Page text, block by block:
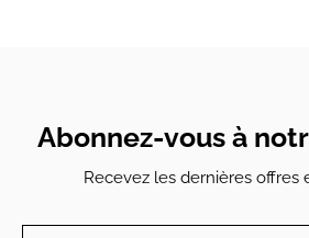
Abonnez-vous à
Recevez les dernières offres